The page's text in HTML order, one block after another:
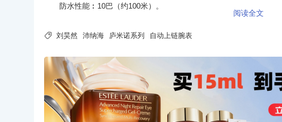
防水性能︰10巴（约100米）。
阅读全文
 刘昊然 沛纳海 庐米诺系列 自动上链腕表